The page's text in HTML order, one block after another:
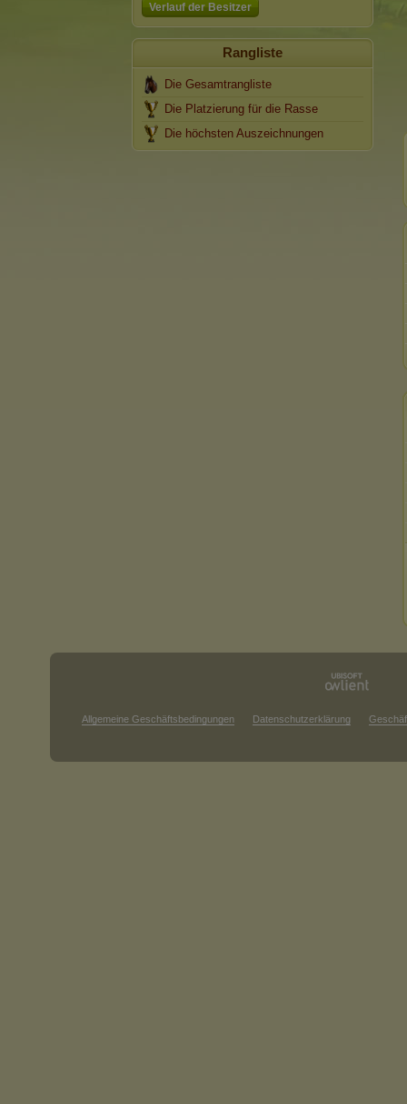
Verlauf der Besitzer
Rangliste
Die Gesamtrangliste
Die Platzierung für die Rasse
Die höchsten Auszeichnungen
Allgemeine Geschäftsbedingungen Datenschutzerklärung